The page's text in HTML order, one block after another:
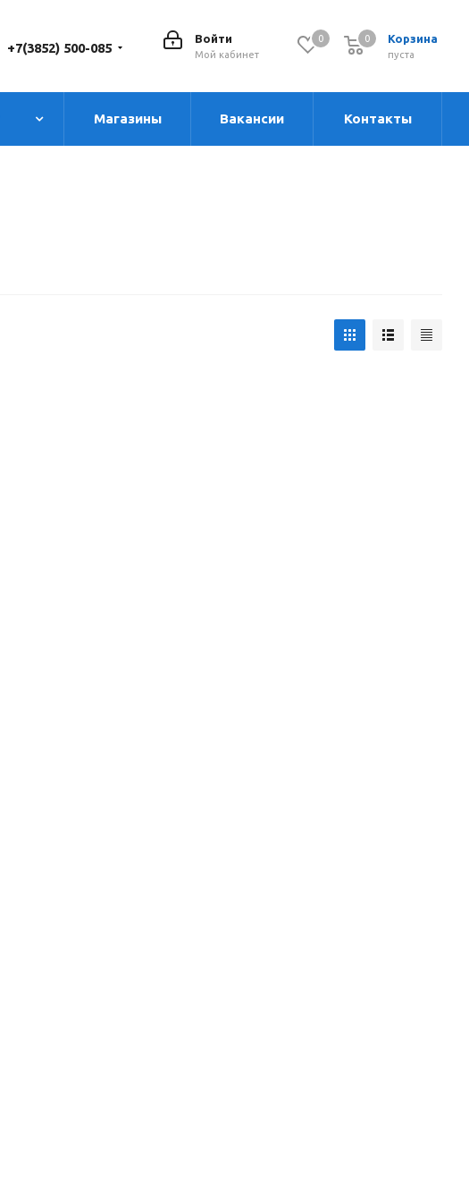
0 Корзина
0
пуста
0
Войти
Мой кабинет
+7(3852) 500-085
Магазины Вакансии Контакты